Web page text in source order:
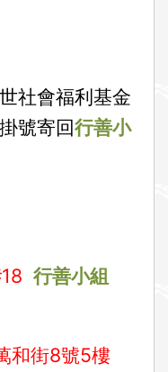
社會福利基金
號寄回行善小
行善小組
和街8號5樓